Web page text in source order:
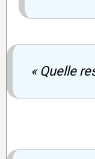
« Quelle